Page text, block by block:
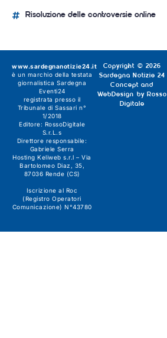
Risoluzione delle controversie online
Copyright © 2026
Sardegna Notizie 24
Concept and
WebDesign by Rosso
Digitale
www.sardegnanotizie24.it
è un marchio della testata
giornalistica Sardegna
Eventi24
registrata presso il
Tribunale di Sassari n°
1/2018
Editore: RossoDigitale
S.r.L.s
Direttore responsabile:
Gabriele Serra
Hosting Keliweb s.r.l – Via
Bartolomeo Diaz, 35,
87036 Rende (CS)
Iscrizione al Roc
(Registro Operatori
Comunicazione) N°43780